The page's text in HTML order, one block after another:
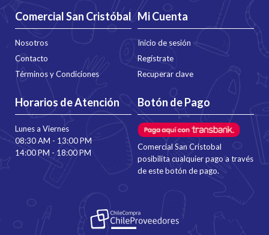
Comercial San Cristóbal
Nosotros
Contacto
Términos y Condiciones
Mi Cuenta
Inicio de sesión
Regístrate
Recuperar clave
Horarios de Atención
Lunes a Viernes
08:30 AM - 13:00 PM
14:00 PM - 18:00 PM
Botón de Pago
Comercial San Cristobal
posibilita cualquier pago a través
de este botón de pago.